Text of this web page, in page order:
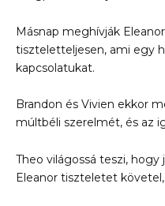
Másnap meghívják
tiszteletteljesen, ami egy
kapcsolatukat.
Brandon és Vivien ekkor
múltbéli szerelmét, és az
Theo világossá teszi,
Eleanor tiszteletet